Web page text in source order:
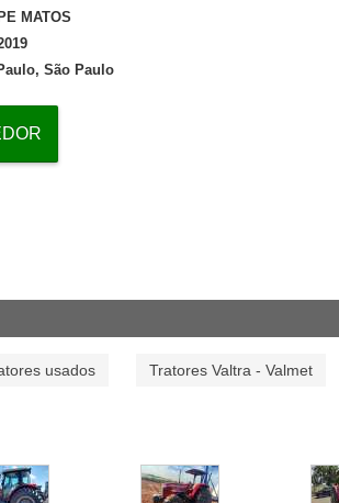
MATOS
São Paulo
usados Tratores Valtra - Valmet